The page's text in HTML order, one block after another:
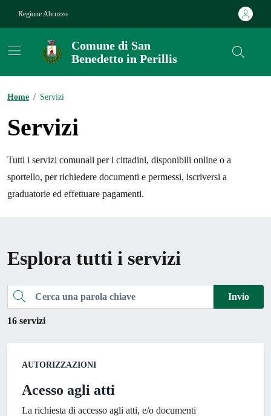
Regione Abruzzo
Comune di San
Benedetto in Perillis
Home / Servizi
Servizi
Tutti i servizi comunali per i cittadini, disponibili online o a
sportello, per richiedere documenti e permessi, iscriversi a
graduatorie ed effettuare pagamenti.
Esplora tutti i servizi
Cerca una parola chiave Invio
16 servizi
Categoria:
AUTORIZZAZIONI
Acesso agli atti
La richiesta di accesso agli atti, e/o documenti